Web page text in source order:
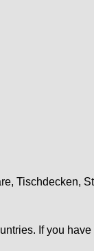
Tischdecken,
If you